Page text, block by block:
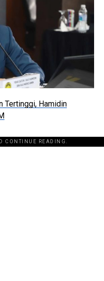
Tertinggi, Hamidin
CONTINUE READING.